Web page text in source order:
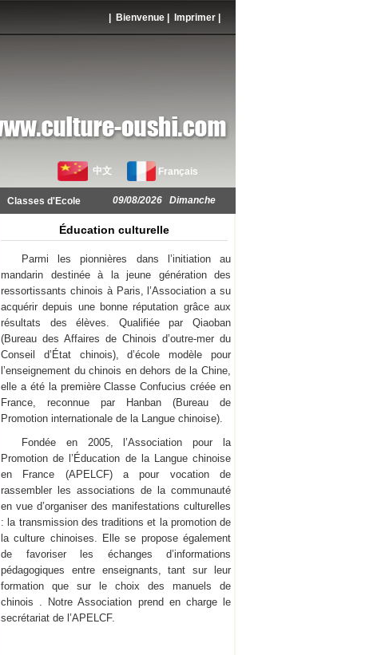
| Bienvenue | Imprimer
中文 Français
Classes d'Ecole 09/08/2026 Dimanche
Éducation culturelle
Parmi les pionnières dans l’initiation au
mandarin destinée à la jeune génération des
ressortissants chinois à Paris, l’Association a su
acquérir depuis une bonne réputation grâce aux
résultats des élèves. Qualifiée par Qiaoban
(Bureau des Affaires de Chinois d’outre-mer du
Conseil d’État chinois), d’école modèle pour
l’enseignement du chinois en dehors de la Chine,
elle a été la première Classe Confucius créée en
France, reconnue par Hanban (Bureau de
Promotion internationale de la Langue chinoise).
Fondée en 2005, l’Association pour la
Promotion de l’Éducation de la Langue chinoise
en France (APELCF) a pour vocation de
rassembler les associations de la communauté
en vue d’organiser des manifestations culturelles
: la transmission des traditions et la promotion de
la culture chinoises. Elle se propose également
de favoriser les échanges d’informations
pédagogiques entre enseignants, tant sur leur
formation que sur le choix des manuels de
chinois . Notre Association prend en charge le
secrétariat de l’APELCF.